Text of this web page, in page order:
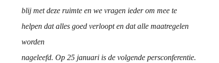
blij met deze ruimte en we vragen ieder om mee te
helpen dat alles goed verloopt en dat alle maatregelen
worden
nageleefd. Op 25 januari is de volgende persconferentie.